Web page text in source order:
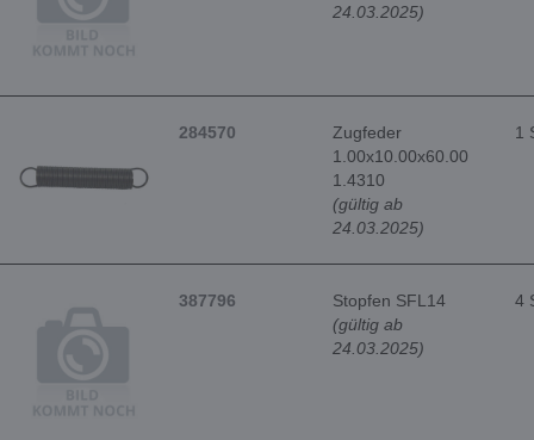
24.03.2025)
284570
Zugfeder
1.00x10.00x60.00
1.4310
(gültig ab
24.03.2025)
1
387796
Stopfen SFL14
(gültig ab
24.03.2025)
4